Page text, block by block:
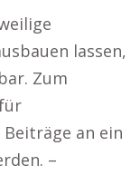
lassen,
Zum
an ein
–